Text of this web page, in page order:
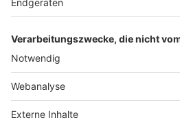
Nutzungsbedingungen Datenschutz